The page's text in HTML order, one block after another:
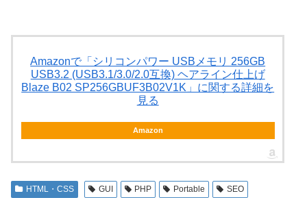
Amazonで「シリコンパワー USBメモリ 256GB
USB3.2 (USB3.1/3.0/2.0互換) ヘアライン仕上げ
Blaze B02 SP256GBUF3B02V1K」に関する詳細を
見る
Amazon
HTML・CSS GUI PHP Portable
SEO